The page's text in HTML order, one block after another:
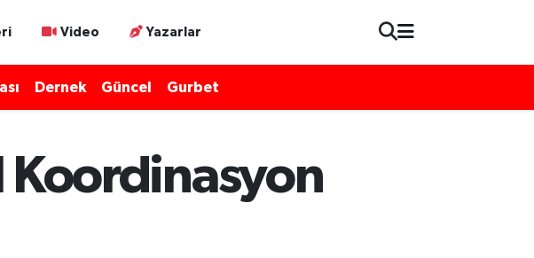
Video Yazarlar
Dernek Güncel Gurbet
Koordinasyon